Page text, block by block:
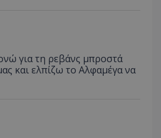
για τη ρεβάνς μπροστά
και ελπίζω το Αλφαμέγα να